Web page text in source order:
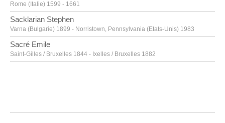
Rome (Italie) 1599 - 1661
Sacklarian Stephen
Varna (Bulgarie) 1899 - Norristown, Pennsylvania (Etats-Unis) 1983
Sacré Emile
Saint-Gilles / Bruxelles 1844 - Ixelles / Bruxelles 1882